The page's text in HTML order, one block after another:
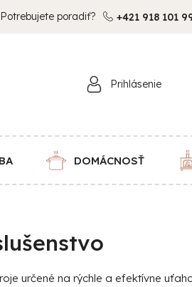
Potrebujete poradiť? +421 918 101
Prihlásenie
DOMÁCNOSŤ
určené na rýchle a efektívne